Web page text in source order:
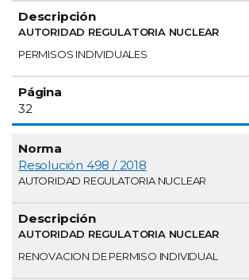
AUTORIDAD REGULATORIA NUCLEAR
PERMISOS INDIVIDUALES
32
Resolución 498 / 2018
AUTORIDAD REGULATORIA NUCLEAR
AUTORIDAD REGULATORIA NUCLEAR
RENOVACION DE PERMISO INDIVIDUAL